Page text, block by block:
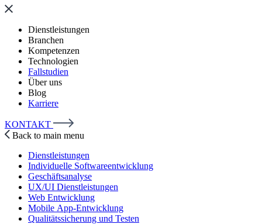
Dienstleistungen
Branchen
Kompetenzen
Technologien
Fallstudien
Über uns
Blog
Karriere
KONTAKT
Back to main menu
Dienstleistungen
Individuelle Softwareentwicklung
Geschäftsanalyse
UX/UI Dienstleistungen
Web Entwicklung
Mobile App-Entwicklung
Qualitätssicherung und Testen